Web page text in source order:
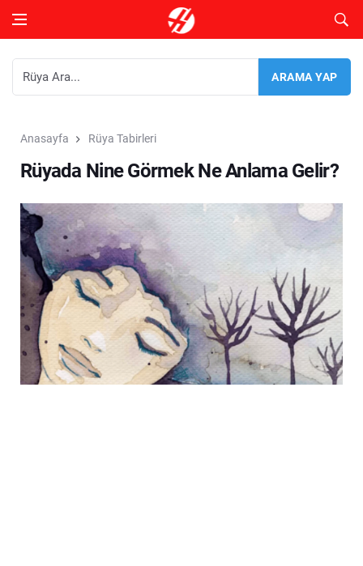
Anasayfa Rüya Tabirleri
Rüyada Nine Görmek Ne Anlama Gelir?